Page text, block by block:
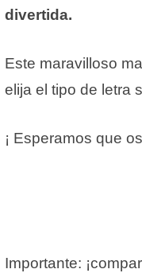
divertida.
Este maravilloso
elija el tipo de letra
¡ Esperamos que
Importante: